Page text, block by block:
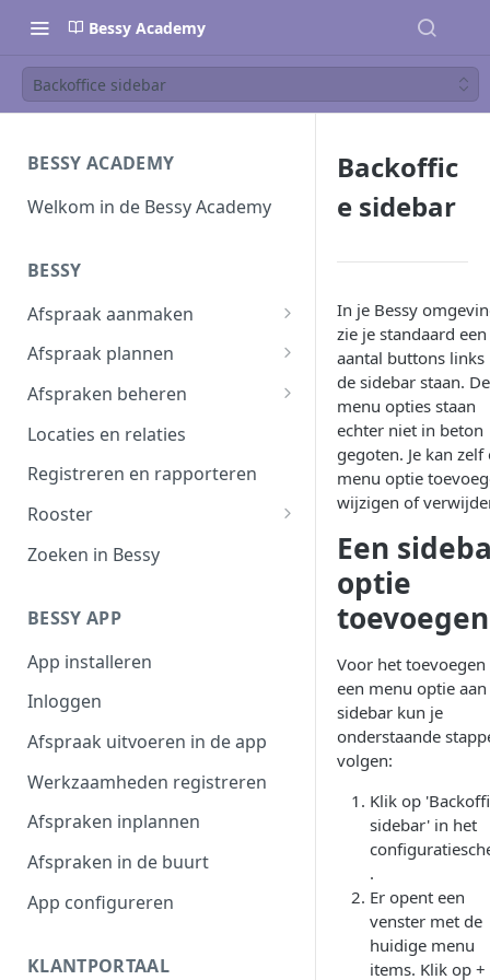
Bessy Academy
Backoffice sidebar
BESSY ACADEMY
Welkom in de Bessy Academy
BESSY
Afspraak aanmaken
Afspraak aanmaken
Afspraken importeren
Afspraak plannen
Inplannen
Planning wijzigen
Plannen in batch
Afspraken beheren
Afspraak verwerken
Planbord
Filteroverzicht
Afspraaktoegang
Locaties en relaties
Registreren en rapporteren
Rooster
Werktijden
Plannen in beschikbaarheid
Shifts
Zoeken in Bessy
BESSY APP
App installeren
Inloggen
Afspraak uitvoeren in de app
Werkzaamheden registreren
Afspraken inplannen
Afspraken in de buurt
App configureren
KLANTPORTAAL
Backoffic
e sidebar
In je Bessy
zie je standaard een
aantal buttons links
de sidebar staan.
menu opties staan
echter niet in beton
gegoten. Je kan zelf
menu optie
wijzigen of
Een
optie
toevoegen
Voor het toevoegen
een menu optie
sidebar kun je
onderstaande
volgen:
Klik op
sidebar' in het
.
Er opent een
venster met de
huidige menu
items. Klik op +